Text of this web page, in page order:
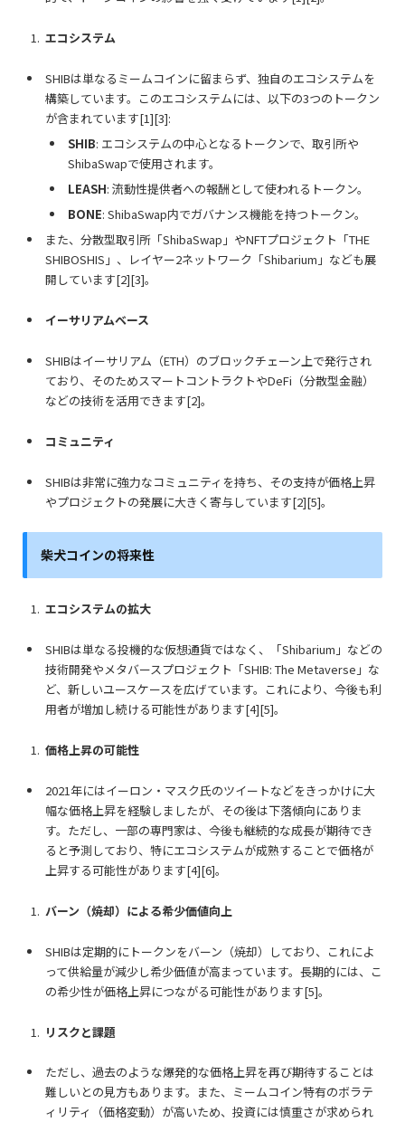
エコシステム
SHIBは単なるミームコインに留まらず、独自のエコシステムを
構築しています。このエコシステムには、以下の3つのトークン
が含まれています[1][3]:
SHIB: エコシステムの中心となるトークンで、取引所や
ShibaSwapで使用されます。
LEASH: 流動性提供者への報酬として使われるトークン。
BONE: ShibaSwap内でガバナンス機能を持つトークン。
また、分散型取引所「ShibaSwap」やNFTプロジェクト「THE
SHIBOSHIS」、レイヤー2ネットワーク「Shibarium」なども展
開しています[2][3]。
イーサリアムベース
SHIBはイーサリアム（ETH）のブロックチェーン上で発行され
ており、そのためスマートコントラクトやDeFi（分散型金融）
などの技術を活用できます[2]。
コミュニティ
SHIBは非常に強力なコミュニティを持ち、その支持が価格上昇
やプロジェクトの発展に大きく寄与しています[2][5]。
柴犬コインの将来性
エコシステムの拡大
SHIBは単なる投機的な仮想通貨ではなく、「Shibarium」などの
技術開発やメタバースプロジェクト「SHIB: The Metaverse」な
ど、新しいユースケースを広げています。これにより、今後も利
用者が増加し続ける可能性があります[4][5]。
価格上昇の可能性
2021年にはイーロン・マスク氏のツイートなどをきっかけに大
幅な価格上昇を経験しましたが、その後は下落傾向にありま
す。ただし、一部の専門家は、今後も継続的な成長が期待でき
ると予測しており、特にエコシステムが成熟することで価格が
上昇する可能性があります[4][6]。
バーン（焼却）による希少価値向上
SHIBは定期的にトークンをバーン（焼却）しており、これによ
って供給量が減少し希少価値が高まっています。長期的には、こ
の希少性が価格上昇につながる可能性があります[5]。
リスクと課題
ただし、過去のような爆発的な価格上昇を再び期待することは
難しいとの見方もあります。また、ミームコイン特有のボラテ
ィリティ（価格変動）が高いため、投資には慎重さが求められ